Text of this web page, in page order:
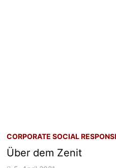
CORPORATE SOCIAL
Über dem Zenit